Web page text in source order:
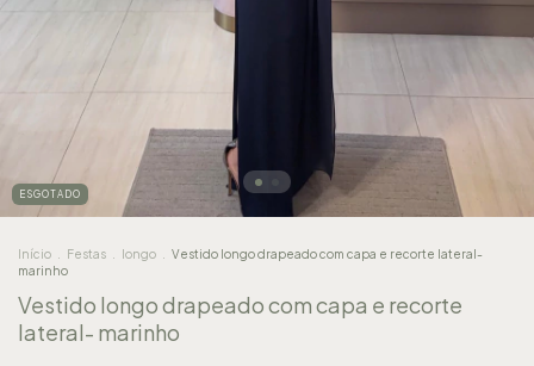
ESGOTADO
Início . Festas . longo . Vestido longo drapeado com capa e recorte lateral-
marinho
Vestido longo drapeado com capa e recorte
lateral- marinho